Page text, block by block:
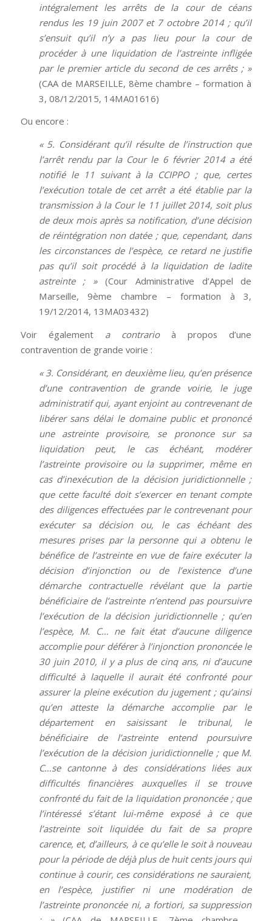
intégralement les arrêts de la cour de céans
rendus les 19 juin 2007 et 7 octobre 2014 ; qu’il
s’ensuit qu’il n’y a pas lieu pour la cour de
procéder à une liquidation de l’astreinte infligée
par le premier article du second de ces arrêts ; »
(CAA de MARSEILLE, 8ème chambre – formation à
3, 08/12/2015, 14MA01616)
Ou encore :
« 5. Considérant qu’il résulte de l’instruction que
l’arrêt rendu par la Cour le 6 février 2014 a été
notifié le 11 suivant à la CCIPPO ; que, certes
l’exécution totale de cet arrêt a été établie par la
transmission à la Cour le 11 juillet 2014, soit plus
de deux mois après sa notification, d’une décision
de réintégration non datée ; que, cependant, dans
les circonstances de l’espèce, ce retard ne justifie
pas qu’il soit procédé à la liquidation de ladite
astreinte ; » (Cour Administrative d’Appel de
Marseille, 9ème chambre – formation à 3,
19/12/2014, 13MA03432)
Voir également a contrarioà propos d’une
contravention de grande voirie :
« 3. Considérant, en deuxième lieu, qu’en présence
d’une contravention de grande voirie, le juge
administratif qui, ayant enjoint au contrevenant de
libérer sans délai le domaine public et prononcé
une astreinte provisoire, se prononce sur sa
liquidation peut, le cas échéant, modérer
l’astreinte provisoire ou la supprimer, même en
cas d’inexécution de la décision juridictionnelle ;
que cette faculté doit s’exercer en tenant compte
des diligences effectuées par le contrevenant pour
exécuter sa décision ou, le cas échéant des
mesures prises par la personne qui a obtenu le
bénéfice de l’astreinte en vue de faire exécuter la
décision d’injonction ou de l’existence d’une
démarche contractuelle révélant que la partie
bénéficiaire de l’astreinte n’entend pas poursuivre
l’exécution de la décision juridictionnelle ; qu’en
l’espèce, M. C… ne fait état d’aucune diligence
accomplie pour déférer à l’injonction prononcée le
30 juin 2010, il y a plus de cinq ans, ni d’aucune
difficulté à laquelle il aurait été confronté pour
assurer la pleine exécution du jugement ; qu’ainsi
qu’en atteste la démarche accomplie par le
département en saisissant le tribunal, le
bénéficiaire de l’astreinte entend poursuivre
l’exécution de la décision juridictionnelle ; que M.
C…se cantonne à des considérations liées aux
difficultés financières auxquelles il se trouve
confronté du fait de la liquidation prononcée ; que
l’intéressé s’étant lui-même exposé à ce que
l’astreinte soit liquidée du fait de sa propre
carence, et, d’ailleurs, à ce qu’elle le soit à nouveau
pour la période de déjà plus de huit cents jours qui
continue à courir, ces considérations ne sauraient,
en l’espèce, justifier ni une modération de
l’astreinte prononcée ni, a fortiori, sa suppression